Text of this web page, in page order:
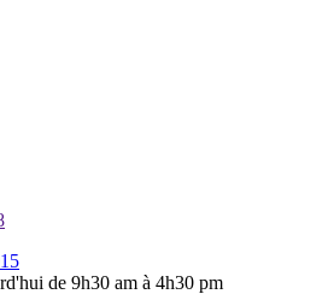
de 9h30 am à 4h30 pm